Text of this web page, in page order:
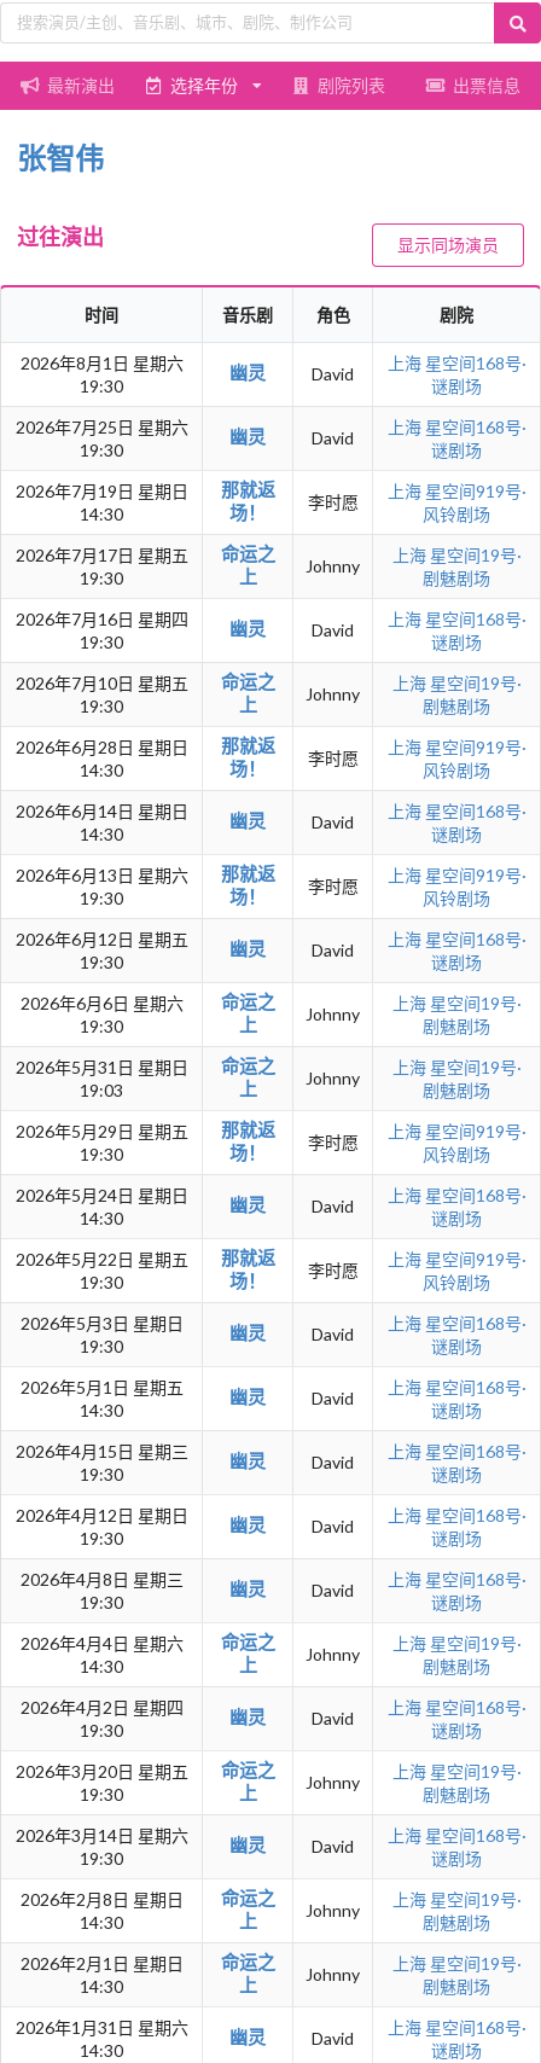
最新演出 选择年份 剧院列表 出票信息
张智伟
过往演出 显示同场演员
时间 音乐剧 角色 剧院
2026年8月1日 星期六
19:30
幽灵 David
上海 星空间168号·
谜剧场
2026年7月25日 星期六
19:30
幽灵 David
上海 星空间168号·
谜剧场
2026年7月19日 星期日
14:30
那就返
场！
李时愿
上海 星空间919号·
风铃剧场
2026年7月17日 星期五
19:30
命运之
上
Johnny
上海 星空间19号·
剧魅剧场
2026年7月16日 星期四
19:30
幽灵 David
上海 星空间168号·
谜剧场
2026年7月10日 星期五
19:30
命运之
上
Johnny
上海 星空间19号·
剧魅剧场
2026年6月28日 星期日
14:30
那就返
场！
李时愿
上海 星空间919号·
风铃剧场
2026年6月14日 星期日
14:30
幽灵 David
上海 星空间168号·
谜剧场
2026年6月13日 星期六
19:30
那就返
场！
李时愿
上海 星空间919号·
风铃剧场
2026年6月12日 星期五
19:30
幽灵 David
上海 星空间168号·
谜剧场
2026年6月6日 星期六
19:30
命运之
上
Johnny
上海 星空间19号·
剧魅剧场
2026年5月31日 星期日
19:03
命运之
上
Johnny
上海 星空间19号·
剧魅剧场
2026年5月29日 星期五
19:30
那就返
场！
李时愿
上海 星空间919号·
风铃剧场
2026年5月24日 星期日
14:30
幽灵 David
上海 星空间168号·
谜剧场
2026年5月22日 星期五
19:30
那就返
场！
李时愿
上海 星空间919号·
风铃剧场
2026年5月3日 星期日
19:30
幽灵 David
上海 星空间168号·
谜剧场
2026年5月1日 星期五
14:30
幽灵 David
上海 星空间168号·
谜剧场
2026年4月15日 星期三
19:30
幽灵 David
上海 星空间168号·
谜剧场
2026年4月12日 星期日
19:30
幽灵 David
上海 星空间168号·
谜剧场
2026年4月8日 星期三
19:30
幽灵 David
上海 星空间168号·
谜剧场
2026年4月4日 星期六
14:30
命运之
上
Johnny
上海 星空间19号·
剧魅剧场
2026年4月2日 星期四
19:30
幽灵 David
上海 星空间168号·
谜剧场
2026年3月20日 星期五
19:30
命运之
上
Johnny
上海 星空间19号·
剧魅剧场
2026年3月14日 星期六
19:30
幽灵 David
上海 星空间168号·
谜剧场
2026年2月8日 星期日
14:30
命运之
上
Johnny
上海 星空间19号·
剧魅剧场
2026年2月1日 星期日
14:30
命运之
上
Johnny
上海 星空间19号·
剧魅剧场
2026年1月31日 星期六
14:30
幽灵 David
上海 星空间168号·
谜剧场